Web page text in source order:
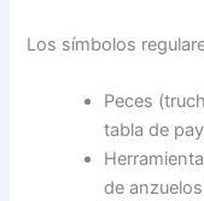
Los símbolos
Peces
tabla de
de